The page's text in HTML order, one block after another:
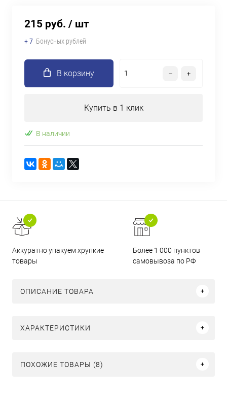
215 руб. / шт
+ 7 Бонусных рублей
В корзину
Купить в 1 клик
В наличии
Аккуратно упакуем хрупкие
товары
Более 1 000 пунктов
самовывоза по РФ
ОПИСАНИЕ ТОВАРА
ХАРАКТЕРИСТИКИ
ПОХОЖИЕ ТОВАРЫ (8)